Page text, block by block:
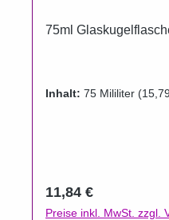
75ml
Inhalt: 75 Mililiter
Regulärer Preis:
11,84 €
Preise inkl. MwSt. zzgl.